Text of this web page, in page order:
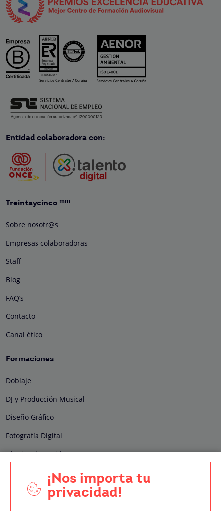
Entidad colaboradora con:
Treintaycinco mm
Sobre nosotr@s
Empresas colaboradoras
Staff
Blog
FAQ’s
Contacto
Canal ético
Formaciones
Doblaje
DJ y Producción Musical
Diseño Gráfico
Fotografía Digital
Técnico de Sonido
Edición y Postproducción de Vídeo
Nuestros sellos de calidad
¡Nos importa tu
privacidad!